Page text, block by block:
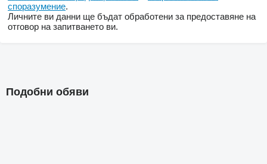
споразумение.
Личните ви данни ще бъдат обработени за предоставяне на
отговор на запитването ви.
Подобни обяви